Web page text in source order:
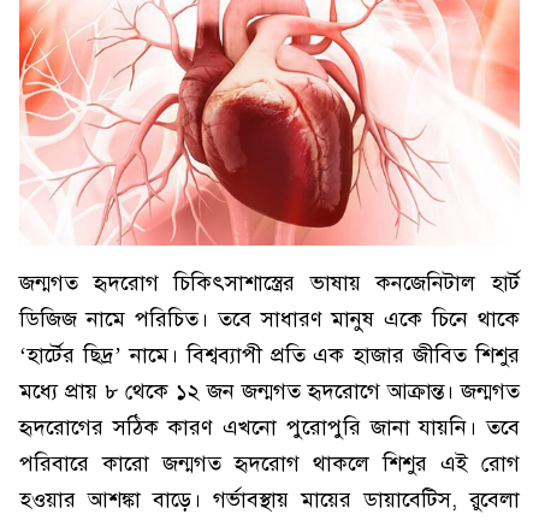
জন্মগত হৃদরোগ চিকিৎসাশাস্ত্রের ভাষায় কনজেনিটাল হার্ট
ডিজিজ নামে পরিচিত। তবে সাধারণ মানুষ একে চিনে থাকে
‘হার্টের ছিদ্র’ নামে। বিশ্বব্যাপী প্রতি এক হাজার জীবিত শিশুর
মধ্যে প্রায় ৮ থেকে ১২ জন জন্মগত হৃদরোগে আক্রান্ত। জন্মগত
হৃদরোগের সঠিক কারণ এখনো পুরোপুরি জানা যায়নি। তবে
পরিবারে কারো জন্মগত হৃদরোগ থাকলে শিশুর এই রোগ
হওয়ার আশঙ্কা বাড়ে। গর্ভাবস্থায় মায়ের ডায়াবেটিস, রুবেলা